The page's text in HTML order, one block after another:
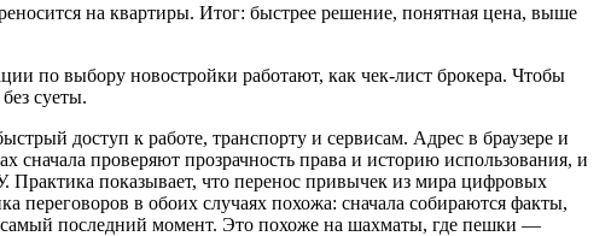
на квартиры. Итог: быстрее решение, понятная цена, выше
по выбору новостройки работают, как чек-лист брокера. Чтобы
суеты.
доступ к работе, транспорту и сервисам. Адрес в браузере и
проверяют прозрачность права и историю использования, и
Практика показывает, что перенос привычек из мира цифровых
в обоих случаях похожа: сначала собираются факты,
самый последний момент. Это похоже на шахматы, где пешки —